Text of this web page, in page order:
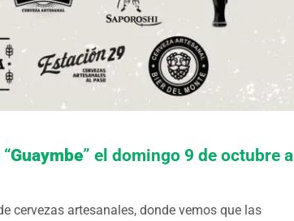
Guaymbe” el domingo 9 de octubre a
cervezas artesanales, donde vemos que las